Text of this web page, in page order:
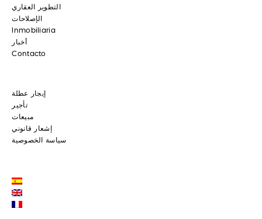
التطوير العقاري
الإصلاحات
Inmobiliaria
أخبار
Contacto
إيجار عطلة
تأجير
مبيعات
إشعار قانوني
سياسة الخصوصية